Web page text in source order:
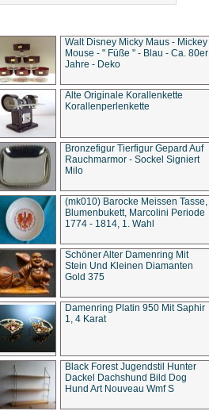
Walt Disney Micky Maus - Mickey
Mouse - " Füße " - Blau - Ca. 80er
Jahre - Deko
Alte Originale Korallenkette
Korallenperlenkette
Bronzefigur Tierfigur Gepard Auf
Rauchmarmor - Sockel Signiert
Milo
(mk010) Barocke Meissen Tasse,
Blumenbukett, Marcolini Periode
1774 - 1814, 1. Wahl
Schöner Alter Damenring Mit
Stein Und Kleinen Diamanten
Gold 375
Damenring Platin 950 Mit Saphir
1, 4 Karat
Black Forest Jugendstil Hunter
Dackel Dachshund Bild Dog
Hund Art Nouveau Wmf S